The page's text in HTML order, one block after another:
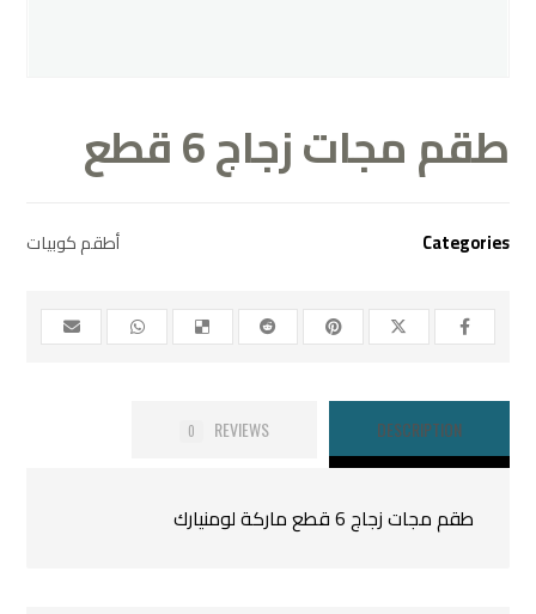
طقم مجات زجاج 6 قطع
Categories أطقم كوبيات
DESCRIPTION
REVIEWS
0
طقم مجات زجاج 6 قطع ماركة لومنيارك